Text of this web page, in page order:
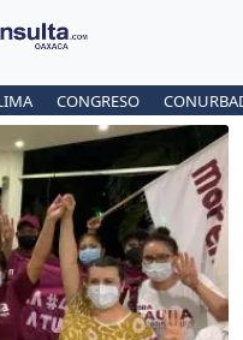
CONGRESO